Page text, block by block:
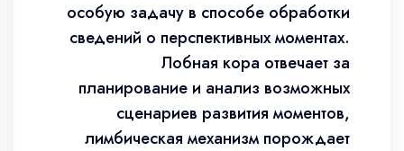
особую задачу в способе обработки
сведений о перспективных моментах.
Лобная кора отвечает за
планирование и анализ возможных
сценариев развития моментов,
лимбическая механизм порождает